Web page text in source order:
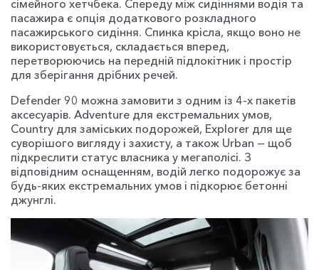
сімейного хетчбека. Спереду між сидіннями водія та
пасажира є опція додаткового розкладного
пасажирського сидіння. Спинка крісла, якщо воно не
використовується, складається вперед,
перетворюючись на передній підлокітник і простір
для зберігання дрібних речей.
Defender 90 можна замовити з одним із 4-х пакетів
аксесуарів. Adventure для екстремальних умов,
Country для заміських подорожей, Explorer для ще
суворішого вигляду і захисту, а також Urban — щоб
підкреслити статус власника у мегаполісі. З
відповідним оснащенням, водій легко подорожує за
будь-яких екстремальних умов і підкорює бетонні
джунглі.